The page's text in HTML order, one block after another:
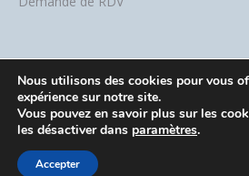
Nous utilisons des cookies pour vous
expérience sur notre site.
Vous pouvez en savoir plus sur les
les désactiver dans paramètres.
Accepter